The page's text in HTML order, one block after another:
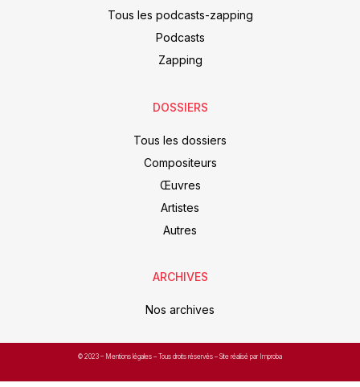
Tous les podcasts-zapping
Podcasts
Zapping
DOSSIERS
Tous les dossiers
Compositeurs
Œuvres
Artistes
Autres
ARCHIVES
Nos archives
© 2023 – Mentions légales – Tous droits réservés – Site réalisé par Improba